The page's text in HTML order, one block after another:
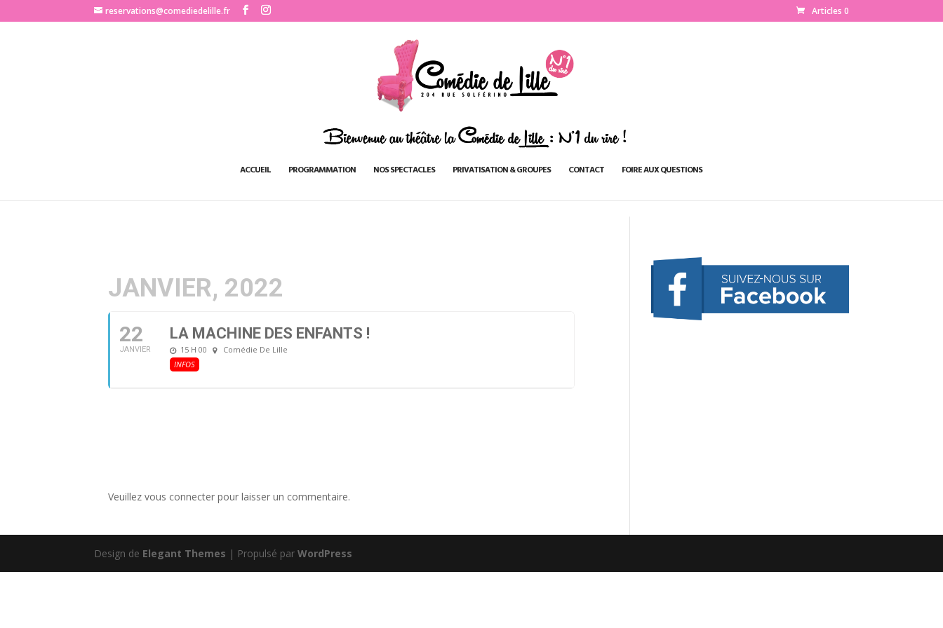
http://www.comediedelille.frreservations@comediedelille.fr Articles 0
ACCUEIL PROGRAMMATION NOS SPECTACLES PRIVATISATION & GROUPES CONTACT FOIRE AUX QUESTIONS
JANVIER, 2022
22
JANVIER
LA MACHINE DES ENFANTS !
15 H 00
Comédie De Lille
INFOS
Veuillez vous connecter pour laisser un commentaire.
Design de Elegant Themes | Propulsé parWordPress